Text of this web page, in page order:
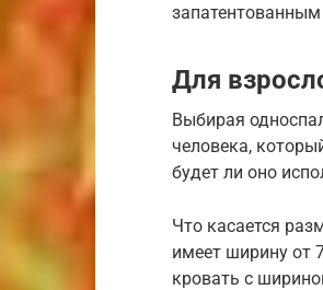
Для
Выбирая
человека,
будет ли оно
Что касается
имеет ширину от
кровать с